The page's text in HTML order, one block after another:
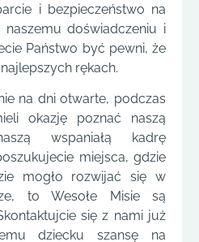
i bezpieczeństwo na
naszemu doświadczeniu i
Państwo być pewni, że
rękach.
na dni otwarte, podczas
okazję poznać naszą
wspaniałą kadrę
miejsca, gdzie
mogło rozwijać się w
to Wesołe Misie są
się z nami już
dziecku szansę na